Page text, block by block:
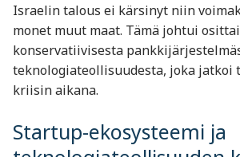
Israelin talous ei kärsinyt niin
monet muut maat. Tämä johtui
konservatiivisesta
teknologiateollisuudesta, joka jatkoi
kriisin aikana.
Startup-ekosysteemi ja